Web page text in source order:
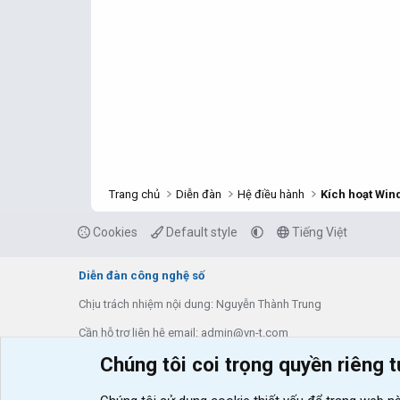
Trang chủ Diễn đàn Hệ điều hành Kích hoạt
Cookies Default style Tiếng Việt
Diễn đàn công nghệ số
Chịu trách nhiệm nội dung: Nguyễn Thành Trung
Cần hỗ trợ liên hệ email: admin@vn-t.com
Thông tin về diễn đàn Liên hệ & hỗ trợ Tạo bản Demo
Chúng tôi coi trọng quyền riêng